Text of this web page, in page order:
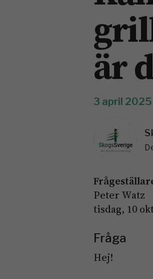
är
3 april 2025
Peter Watz
tisdag, 10
Fråga
Hej!